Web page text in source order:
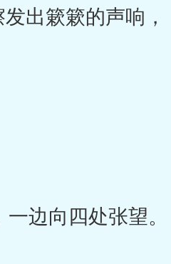
出簌簌的声响，
边向四处张望。